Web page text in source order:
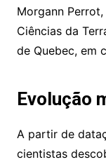
Morgann
Ciências da
de Quebec, em
Evolução
A partir de
cientistas